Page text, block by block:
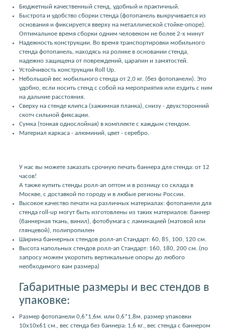
Бюджетный качественный стенд, удобный и практичный.
Быстрота и удобство сборки стенда (фотопанель выкручивается из
основания и фиксируется вверху на металлической стойке-опоре).
Оптимальное время сборки одним человеком не более 2-х минут
Надежность конструкции. Во время транспортировки мобильного
стенда фотопанель, находясь на ролике в основании стенда,
надежно защищена от повреждений, царапин и замятостей.
Устойчивость конструкции Roll Up.
Небольшой вес мобильного стенда от 2,0 кг. (без фотопанели). Это
удобно, если носить стенд с собой на мероприятия или ездить с ним
на дальние расстояния.
Сверху на стенде клипса (зажимная планка), снизу - двухсторонний
скотч сильной фиксации.
Сумка (тонкая однослойная) в комплекте с каждым стендом.
Материал каркаса - алюминий, цвет - серебро.
У нас вы можете заказать срочную печать баннера для стенда: от 12
часов!
А также купить стенды ролл-ап оптом и в розницу со склада в
Москве, с доставкой по городу и в любые регионы России.
Высокое качество печати на различных материалах: фотопанели для
стенда roll-up могут быть изготовлены из таких материалов: баннер
(баннерная ткань, винил), фотобумага с ламинацией (матовой или
глянцевой), полипропилен
Ширина баннерных стендов ролл-ап Стандарт: 60, 85, 100, 120 см.
Высота напольных стендов ролл-ап Стандарт: 160, 180, 200 см. (по
запросу можем укоротить вертикальные опоры до любого
необходимого вам размера)
Габаритные размеры и вес стендов в
упаковке:
Размер фотопанели 0,6*1,6м. или 0,6*1,8м, размер упаковки
10x10x61 см., вес стенда без баннера: 1,6 кг., вес стенда с баннером